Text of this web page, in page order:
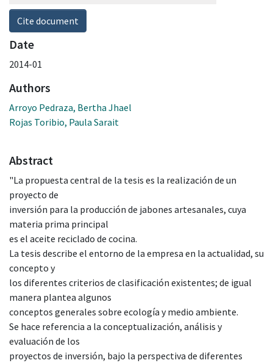
Cite document
Date
2014-01
Authors
Arroyo Pedraza, Bertha Jhael
Rojas Toribio, Paula Sarait
Abstract
"La propuesta central de la tesis es la realización de un
proyecto de
inversión para la producción de jabones artesanales, cuya
materia prima principal
es el aceite reciclado de cocina.
La tesis describe el entorno de la empresa en la actualidad, su
concepto y
los diferentes criterios de clasificación existentes; de igual
manera plantea algunos
conceptos generales sobre ecología y medio ambiente.
Se hace referencia a la conceptualización, análisis y
evaluación de los
proyectos de inversión, bajo la perspectiva de diferentes